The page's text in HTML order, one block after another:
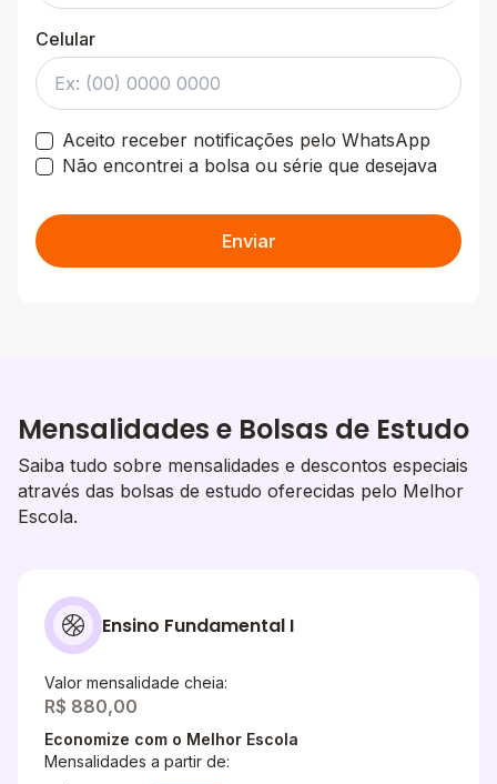
Celular
Aceito receber notificações pelo WhatsApp
Não encontrei a bolsa ou série que desejava
Enviar
Mensalidades e Bolsas de Estudo
Saiba tudo sobre mensalidades e descontos especiais
através das bolsas de estudo oferecidas pelo Melhor
Escola.
Ensino Fundamental I
Valor mensalidade cheia:
R$ 880,00
Economize com o Melhor Escola
Mensalidades a partir de: